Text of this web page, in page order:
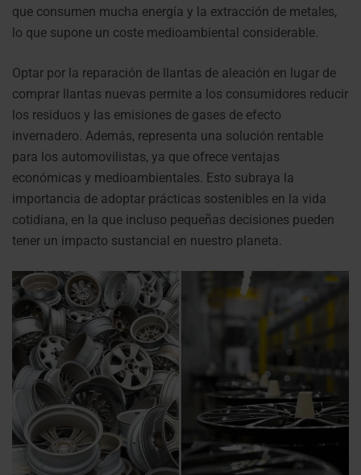
que consumen mucha energía y la extracción de metales,
lo que supone un coste medioambiental considerable.
Optar por la reparación de llantas de aleación en lugar de
comprar llantas nuevas permite a los consumidores reducir
los residuos y las emisiones de gases de efecto
invernadero. Además, representa una solución rentable
para los automovilistas, ya que ofrece ventajas
económicas y medioambientales. Esto subraya la
importancia de adoptar prácticas sostenibles en la vida
cotidiana, en la que incluso pequeñas decisiones pueden
tener un impacto sustancial en nuestro planeta.